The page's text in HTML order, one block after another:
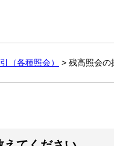
（各種照会） > 残高照会の